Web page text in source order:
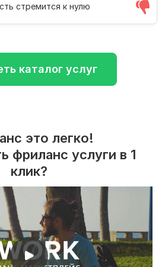
стремится к нулю
каталог услуг
это легко!
фриланс услуги в 1
клик?